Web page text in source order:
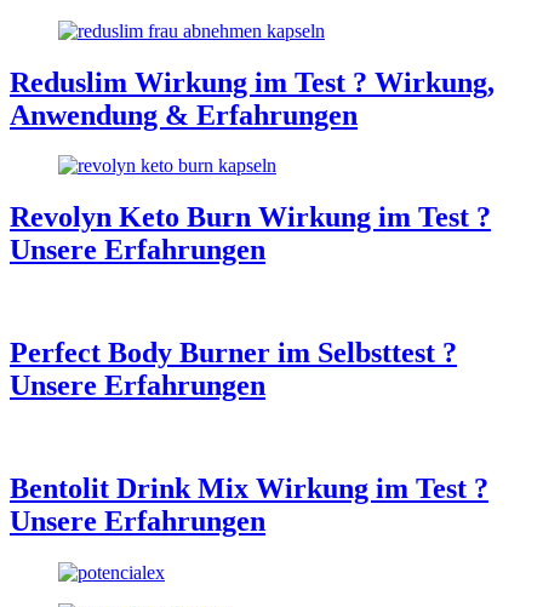
Reduslim Wirkung im Test ? Wirkung,
Anwendung & Erfahrungen
Revolyn Keto Burn Wirkung im Test ?
Unsere Erfahrungen
Perfect Body Burner im Selbsttest ?
Unsere Erfahrungen
Bentolit Drink Mix Wirkung im Test ?
Unsere Erfahrungen